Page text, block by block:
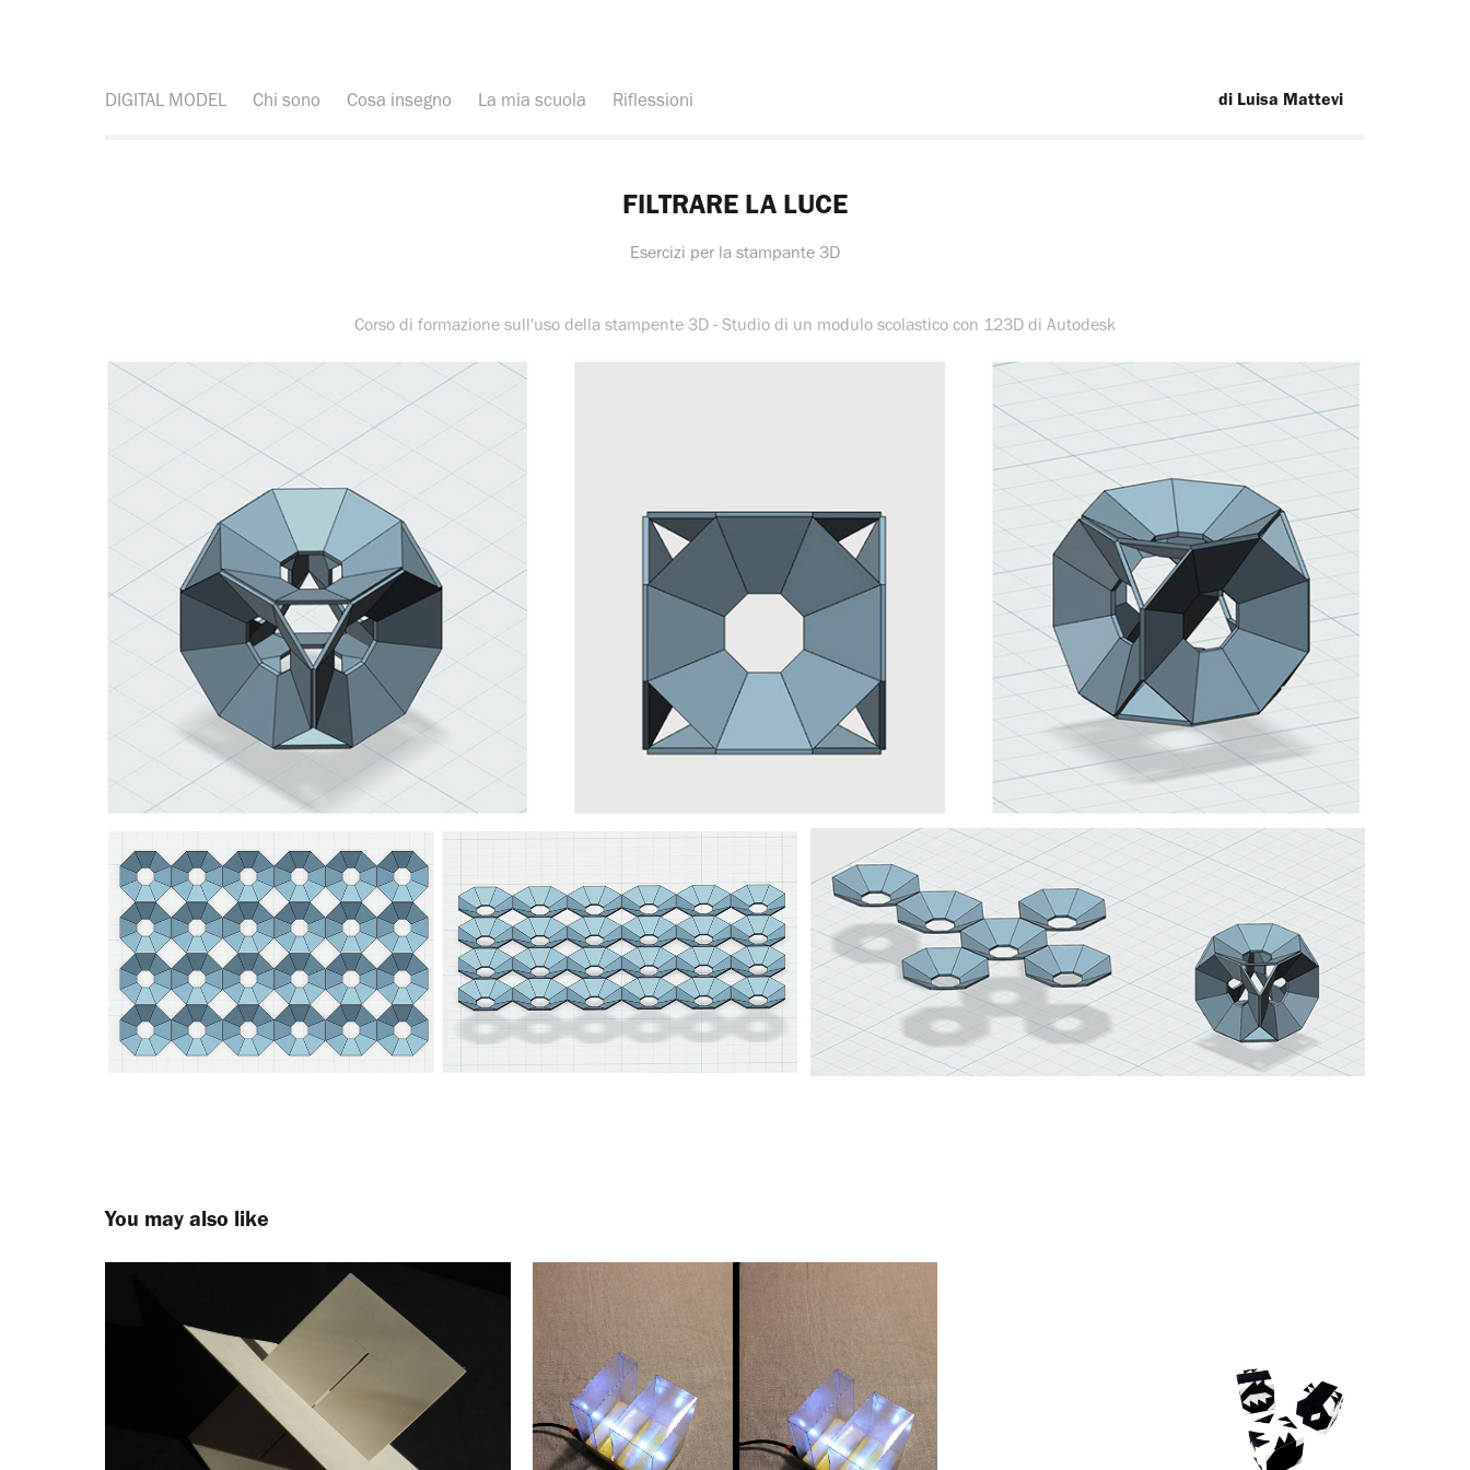
DIGITAL MODEL Chi sono Cosa insegno La mia scuola Riflessioni di Luisa Mattevi
FILTRARE LA LUCE
Esercizi per la stampante 3D
Corso di formazione sull'uso della stampente 3D - Studio di un modulo scolastico con 123D di Autodesk
You may also like